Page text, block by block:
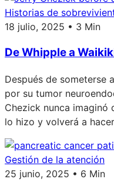
Historias de
18 julio, 2025 • 3 Min
De Whipple a
Después de someterse
por su tumor
Chezick nunca imaginó
lo hizo y volverá a
Gestión de la atención
25 junio, 2025 • 6 Min